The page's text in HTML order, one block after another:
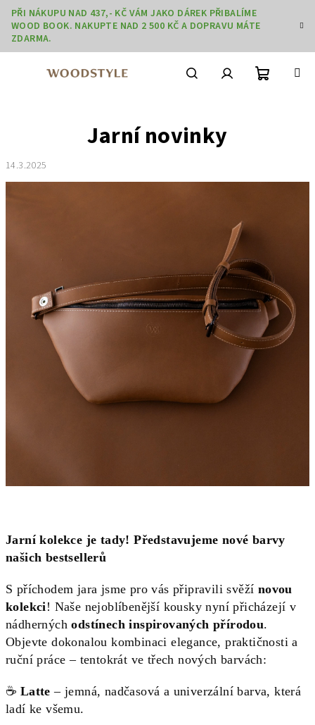
Přejít
obsah
PŘI NÁKUPU NAD 437,- KČ VÁM JAKO DÁREK PŘIBALÍME
WOOD BOOK. NAKUPTE NAD 2 500 KČ A DOPRAVU MÁTE
ZDARMA.
Jarní novinky
14.3.2025
Jarní kolekce je tady! Představujeme nové barvy
našich bestsellerů
S příchodem jara jsme pro vás připravili svěží novou
kolekci! Naše nejoblíbenější kousky nyní přicházejí v
nádhernýchodstínech inspirovaných přírodou.
Objevte dokonalou kombinaci elegance, praktičnosti a
ruční práce – tentokrát ve třech nových barvách:
☕ Latte – jemná, nadčasová a univerzální barva, která
ladí ke všemu.